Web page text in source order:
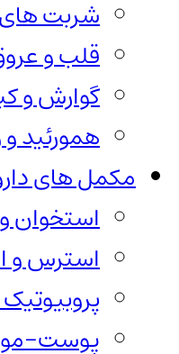
شربت
قلب و
گوارش و
همورئید
مکمل های
استخوان
استرس و
پوست-